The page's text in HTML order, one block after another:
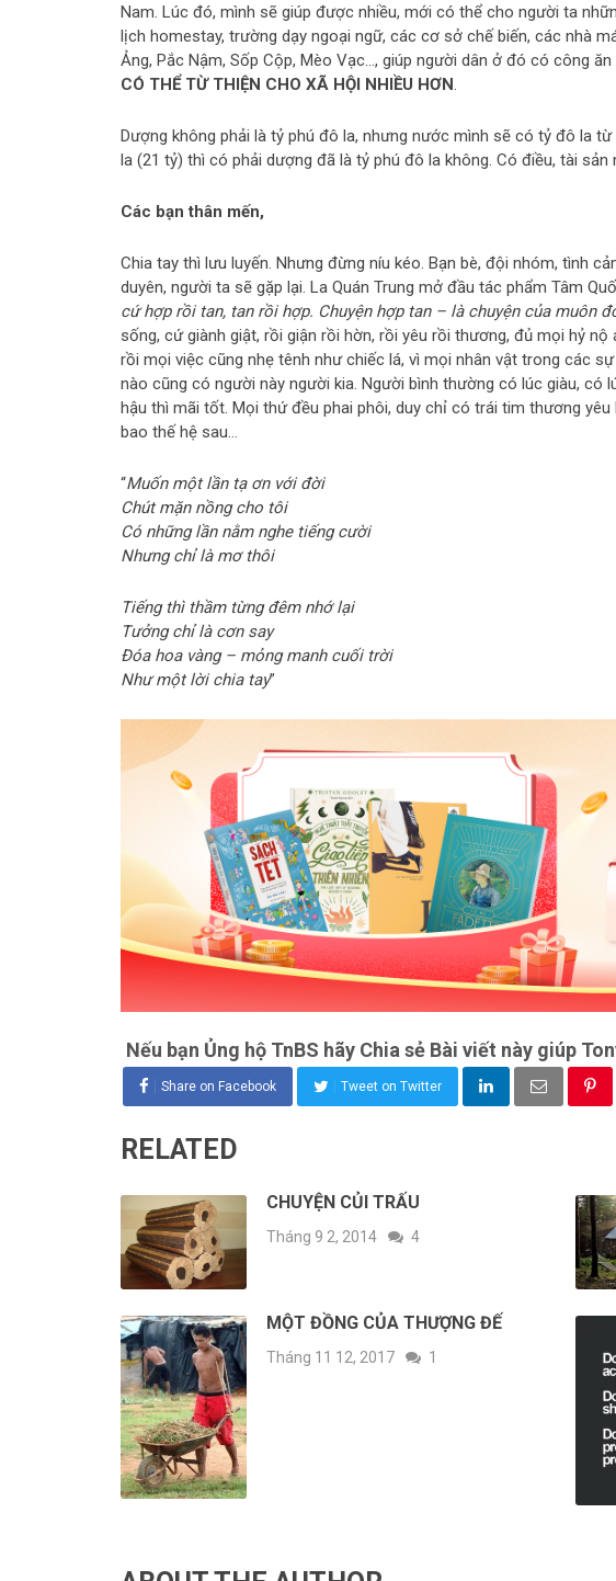
Nam. Lúc đó, mình sẽ giúp được nhiều, mới có thể cho người ta
lịch homestay, trường dạy ngoại ngữ, các cơ sở chế biến, các nhà
Ảng, Pắc Nậm, Sốp Cộp, Mèo Vạc…, giúp người dân ở đó có công ăn
CÓ THỂ TỪ THIỆN CHO XÃ HỘI NHIỀU HƠN
Dượng không phải là tỷ phú đô la, nhưng nước mình sẽ có tỷ đô la
la (21 tỷ) thì có phải dượng đã là tỷ phú đô la không. Có điều, tài sản
Các bạn thân mến,
Chia tay thì lưu luyến. Nhưng đừng níu kéo. Bạn bè, đội nhóm, tình
duyên, người ta sẽ gặp lại. La Quán Trung mở đầu tác phẩm Tâm
cứ hợp rồi tan, tan rồi hợp. Chuyện hợp tan – là chuyện của muôn
sống, cứ giành giật, rồi giận rồi hờn, rồi yêu rồi thương, đủ mọi hỷ
rồi mọi việc cũng nhẹ tênh như chiếc lá, vì mọi nhân vật trong các
nào cũng có người này người kia. Người bình thường có lúc giàu, có
hậu thì mãi tốt. Mọi thứ đều phai phôi, duy chỉ có trái tim thương
bao thế hệ sau…
“Muốn một lần tạ ơn với đời
Chút mặn nồng cho tôi
Có những lần nằm nghe tiếng cười
Nhưng chỉ là mơ thôi
Tiếng thì thầm từng đêm nhớ lại
Tưởng chỉ là cơn say
Đóa hoa vàng – mỏng manh cuối trời
Như một lời chia tay”
Nếu bạn Ủng hộ TnBS hãy Chia sẻ Bài viết này giúp
Share on Facebook Tweet on Twitter
RELATED
CHUYỆN CỦI TRẤU
Tháng 9 2, 2014 4
MỘT ĐỒNG CỦA THƯỢNG ĐẾ
Tháng 11 12, 2017 1